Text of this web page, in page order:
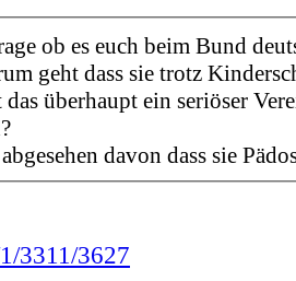
ob es euch beim Bund
geht dass sie trotz
überhaupt ein seriöser
davon dass sie
3311/3627